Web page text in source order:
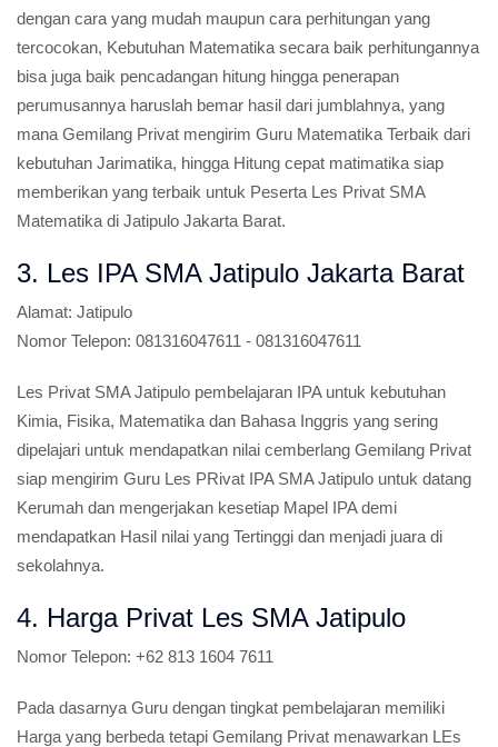
dengan cara yang mudah maupun cara perhitungan yang
tercocokan, Kebutuhan Matematika secara baik perhitungannya
bisa juga baik pencadangan hitung hingga penerapan
perumusannya haruslah bemar hasil dari jumblahnya, yang
mana Gemilang Privat mengirim Guru Matematika Terbaik dari
kebutuhan Jarimatika, hingga Hitung cepat matimatika siap
memberikan yang terbaik untuk Peserta Les Privat SMA
Matematika di Jatipulo Jakarta Barat.
3. Les IPA SMA Jatipulo Jakarta Barat
Alamat: Jatipulo
Nomor Telepon: 081316047611 - 081316047611
Les Privat SMA Jatipulo pembelajaran IPA untuk kebutuhan
Kimia, Fisika, Matematika dan Bahasa Inggris yang sering
dipelajari untuk mendapatkan nilai cemberlang Gemilang Privat
siap mengirim Guru Les PRivat IPA SMA Jatipulo untuk datang
Kerumah dan mengerjakan kesetiap Mapel IPA demi
mendapatkan Hasil nilai yang Tertinggi dan menjadi juara di
sekolahnya.
4. Harga Privat Les SMA Jatipulo
Nomor Telepon: +62 813 1604 7611
Pada dasarnya Guru dengan tingkat pembelajaran memiliki
Harga yang berbeda tetapi Gemilang Privat menawarkan LEs